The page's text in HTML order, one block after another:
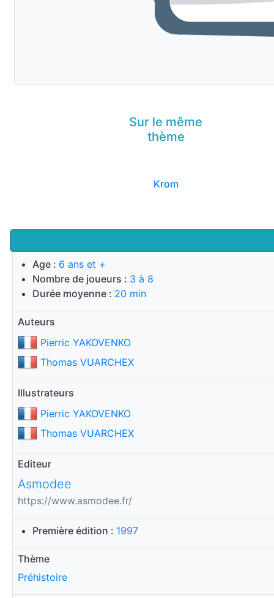
Age : 6 ans et +
Nombre de joueurs : 3 à 8
Durée moyenne : 20 min
Auteurs
Pierric YAKOVENKO
Thomas VUARCHEX
Illustrateurs
Pierric YAKOVENKO
Thomas VUARCHEX
Editeur
Asmodee
https://www.asmodee.fr/
Première édition : 1997
Thème
Préhistoire
Sur le même
thème
Krom